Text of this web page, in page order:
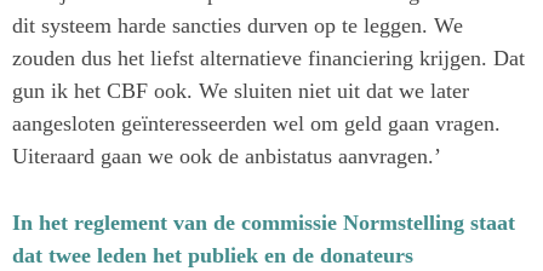
dit systeem harde sancties durven op te leggen. We
zouden dus het liefst alternatieve financiering krijgen. Dat
gun ik het CBF ook. We sluiten niet uit dat we later
aangesloten geïnteresseerden wel om geld gaan vragen.
Uiteraard gaan we ook de anbistatus aanvragen.’
In het reglement van de commissie Normstelling staat
dat twee leden het publiek en de donateurs